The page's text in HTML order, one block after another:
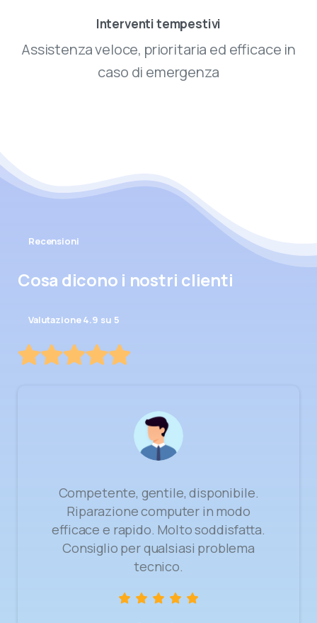
Interventi tempestivi
Assistenza veloce, prioritaria ed efficace in
caso di emergenza
Recensioni
Cosa dicono i nostri clienti
Valutazione 4.9 su 5
gentile, disponibile.
Riparazione computer in modo
e rapido. Molto soddisfatta.
per qualsiasi problema